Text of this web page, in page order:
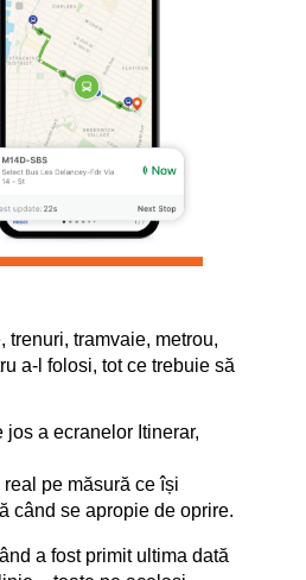
tramvaie, metrou,
a-l folosi, tot ce trebuie să
jos a ecranelor Itinerar,
pe măsură ce își
când se apropie de oprire.
a fost primit ultima dată